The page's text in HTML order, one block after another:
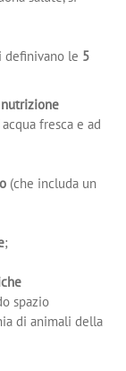
definivano le 5
fresca e ad
(che includa un
;
spazio
di animali della